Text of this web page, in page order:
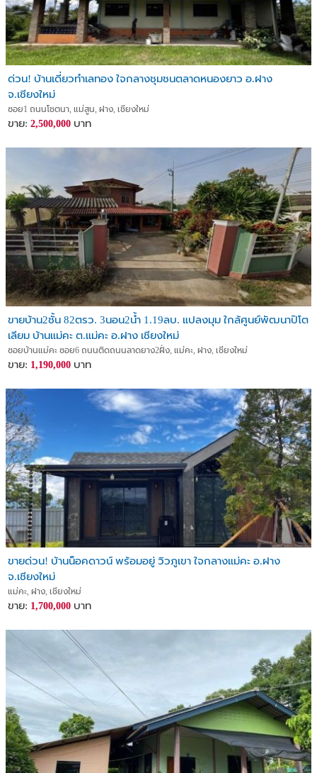
ด่วน! บ้านเดี่ยวทำเลทอง ใจกลางชุมชนตลาดหนองยาว อ.ฝาง
จ.เชียงใหม่
ซอย1 ถนนโชตนา, แม่สูน, ฝาง, เชียงใหม่
ขาย: 2,500,000 บาท
ขายบ้าน2ชั้น 82ตรว. 3นอน2น้ำ 1.19ลบ. แปลงมุม ใกล้ศูนย์พัฒนาปิโต
เลียม บ้านแม่คะ ต.แม่คะ อ.ฝาง เชียงใหม่
ซอยบ้านแม่คะ ซอย6 ถนนติดถนนลาดยาง2ฝั่ง, แม่คะ, ฝาง, เชียงใหม่
ขาย: 1,190,000 บาท
ขายด่วน! บ้านน็อคดาวน์ พร้อมอยู่ วิวภูเขา ใจกลางแม่คะ อ.ฝาง
จ.เชียงใหม่
แม่คะ, ฝาง, เชียงใหม่
ขาย: 1,700,000 บาท